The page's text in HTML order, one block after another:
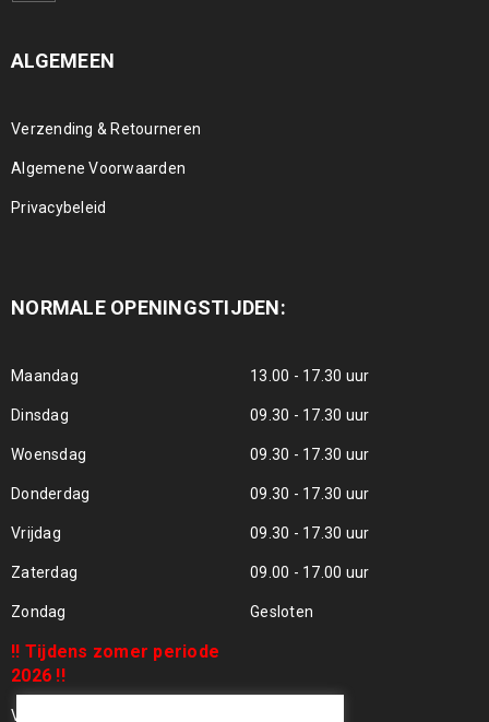
ALGEMEEN
Verzending & Retourneren
Algemene Voorwaarden
Privacybeleid
NORMALE OPENINGSTIJDEN:
Maandag 13.00 - 17.30 uur
Dinsdag 09.30 - 17.30 uur
Woensdag 09.30 - 17.30 uur
Donderdag 09.30 - 17.30 uur
Vrijdag 09.30 - 17.30 uur
Zaterdag 09.00 - 17.00 uur
Zondag Gesloten
!! Tijdens zomer periode
2026 !!
Vrijdag 24 Juli - Gesloten !!